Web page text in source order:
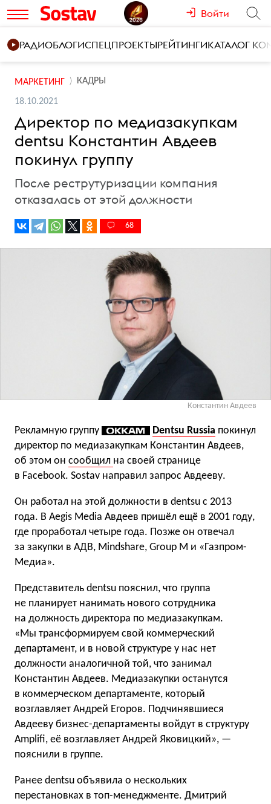
Войти
РАДИОБЛОГИСПЕЦПРОЕКТЫРЕЙТИНГИКАТАЛОГ
МАРКЕТИНГ КАДРЫ
18.10.2021
Директор по медиазакупкам
dentsu Константин Авдеев
покинул группу
После реструтуризации компания
отказалась от этой должности
68
Константин Авдеев
Рекламную группу Dentsu Russia покинул
директор по медиазакупкам Константин Авдеев,
об этом он сообщил на своей странице
в Facebook. Sostav направил запрос Авдееву.
Он работал на этой должности в dentsu с 2013
года. В Aegis Media Авдеев пришёл ещё в 2001 году,
где проработал четыре года. Позже он отвечал
за закупки в АДВ, Mindshare, Group M и «Газпром-
Медиа».
Представитель dentsu пояснил, что группа
не планирует нанимать нового сотрудника
на должность директора по медиазакупкам.
«Мы трансформируем свой коммерческий
департамент, и в новой структуре у нас нет
должности аналогичной той, что занимал
Константин Авдеев. Медиазакупки останутся
в коммерческом департаменте, который
возглавляет Андрей Егоров. Подчинявшиеся
Авдееву бизнес-департаменты войдут в структуру
Amplifi, её возглавляет Андрей Яковицкий», —
пояснили в группе.
Ранее dentsu объявила о нескольких
перестановках в топ-менеджменте. Дмитрий